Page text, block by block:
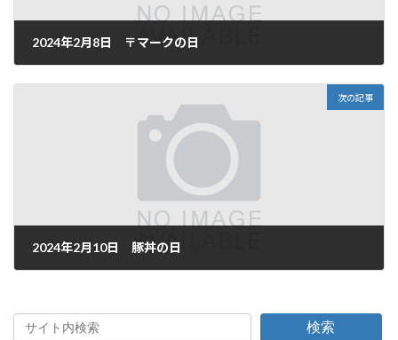
2024年2月8日 〒マークの日
次の記事
2024年2月10日 豚丼の日
検索